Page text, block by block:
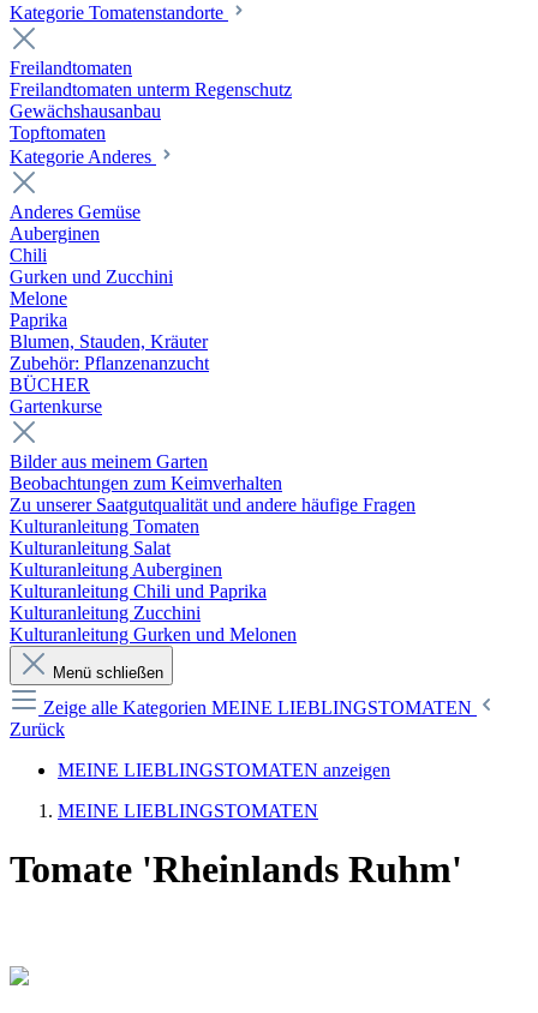
Kategorie Tomatenstandorte
Freilandtomaten
Freilandtomaten unterm Regenschutz
Gewächshausanbau
Topftomaten
Kategorie Anderes
Anderes Gemüse
Auberginen
Chili
Gurken und Zucchini
Melone
Paprika
Blumen, Stauden, Kräuter
Zubehör: Pflanzenanzucht
BÜCHER
Gartenkurse
Bilder aus meinem Garten
Beobachtungen zum Keimverhalten
Zu unserer Saatgutqualität und andere häufige Fragen
Kulturanleitung Tomaten
Kulturanleitung Salat
Kulturanleitung Auberginen
Kulturanleitung Chili und Paprika
Kulturanleitung Zucchini
Kulturanleitung Gurken und Melonen
Menü schließen
Zeige alle Kategorien MEINE LIEBLINGSTOMATEN
Zurück
MEINE LIEBLINGSTOMATEN anzeigen
MEINE LIEBLINGSTOMATEN
Tomate 'Rheinlands Ruhm'